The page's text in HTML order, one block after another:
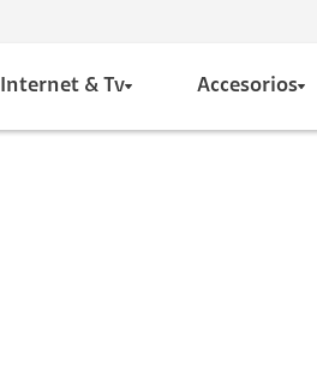
Internet & Tv Accesorios